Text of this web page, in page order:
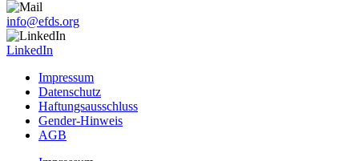
info@efds.org
LinkedIn
Impressum
Datenschutz
Haftungsausschluss
Gender-Hinweis
AGB